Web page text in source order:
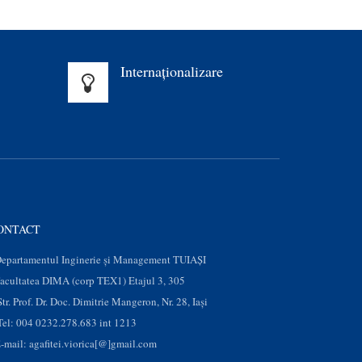
Internaționalizare
Inginerie și Management TUIAȘI
DIMA (corp TEX1) Etajul 3, 305
Prof. Dr. Doc. Dimitrie Mangeron, Nr. 28, Iaşi
004 0232.278.683 int 1213
mail: agafitei.viorica[@]gmail.com